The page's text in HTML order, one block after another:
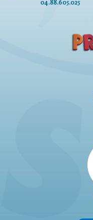
04.88.605.025